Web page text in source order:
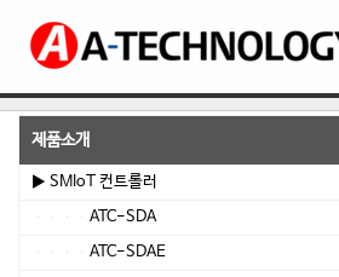
제품소개
▶ SMIoT 컨트롤러
ATC-SDA
ATC-SDAE